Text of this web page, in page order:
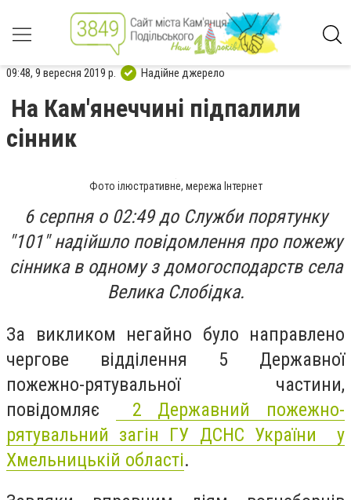
09:48, 9 вересня 2019 р. Надійне джерело
На Кам'янеччині підпалили
сінник
Фото ілюстративне, мережа Інтернет
6 серпня о 02:49 до Служби порятунку
"101" надійшло повідомлення про пожежу
сінника в одному з домогосподарств села
Велика Слобідка.
За викликом негайно було направлено
чергове відділення 5 Державної
пожежно-рятувальної частини,
повідомляє
2 Державний пожежно-
рятувальний загін ГУ ДСНС України у
Хмельницькій області.